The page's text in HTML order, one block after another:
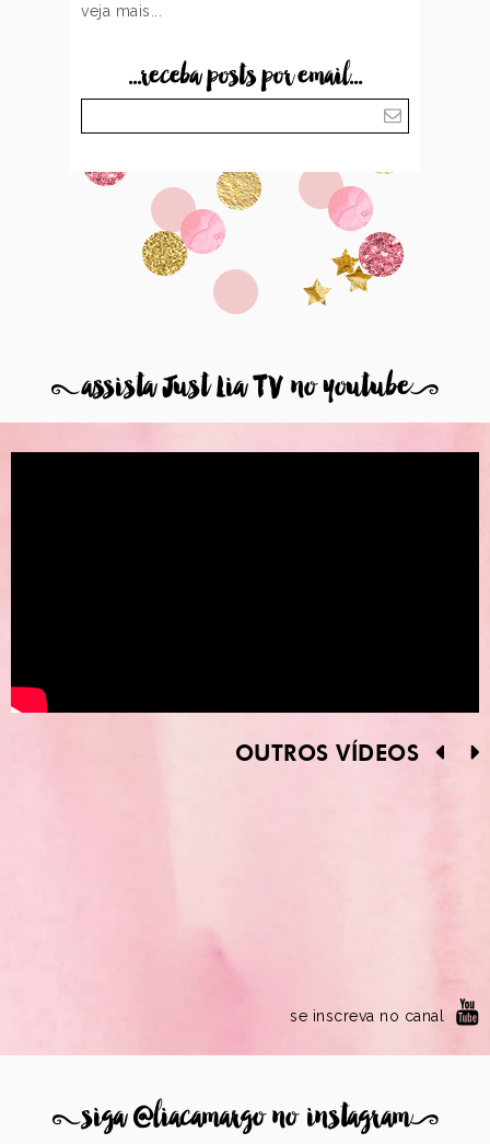
veja mais...
...receba posts por email...
8assista Just Lia TV no youtube9
OUTROS VÍDEOS
se inscreva no canal
8siga @liacamargo no instagram9